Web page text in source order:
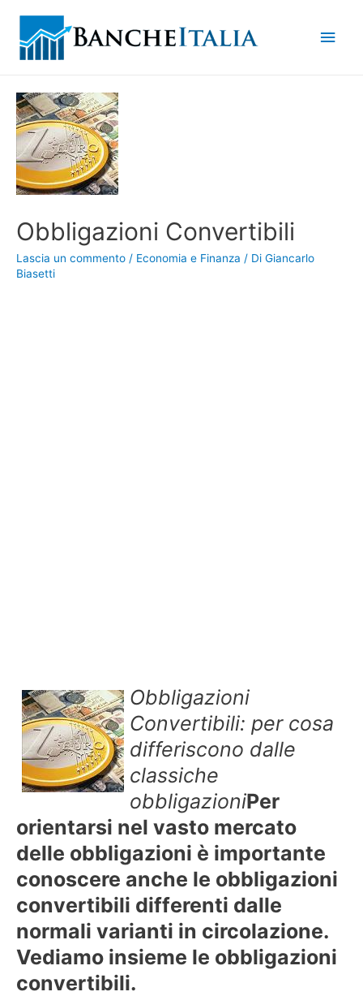
Obbligazioni Convertibili
Lascia un commento / Economia e Finanza / Di Giancarlo
Biasetti
Obbligazioni
Convertibili: per cosa
differiscono dalle
classiche
obbligazioniPer
orientarsi nel vasto mercato
delle obbligazioni è importante
conoscere anche le obbligazioni
convertibili differenti dalle
normali varianti in circolazione.
Vediamo insieme le obbligazioni
convertibili.